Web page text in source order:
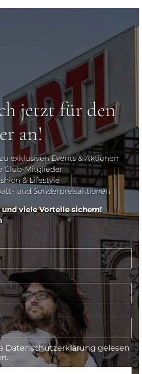
jetzt für den
an!
exklusiven Events & Aktionen
Club-Mitglieder
& Lifestyle
und Sonderpreisaktionen
viele Vorteile sichern!
Datenschutzerklärung gelesen